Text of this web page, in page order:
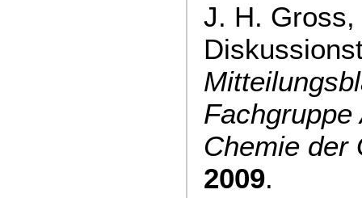
J. H. Gross,
Chemie der
2009.